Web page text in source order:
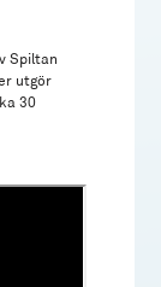
Spiltan
utgör
30